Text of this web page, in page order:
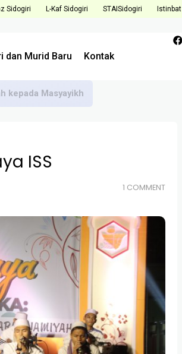
Sidogiri L-Kaf Sidogiri STAISidogiri Istinbat
dan Murid Baru Kontak
kepada Masyayikh
ISS
1 COMMENT